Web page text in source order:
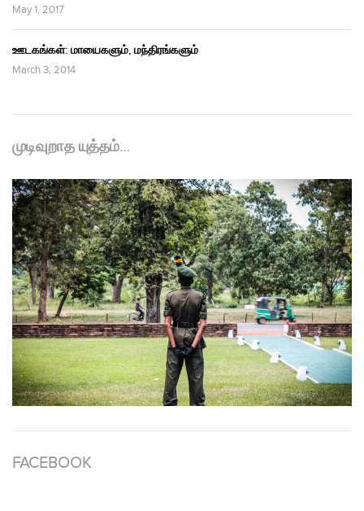
May 1, 2017
ஊடகங்கள்: மாயைகளும், மந்திரங்களும்
March 3, 2014
முடிவுறாத யுத்தம்…
FACEBOOK